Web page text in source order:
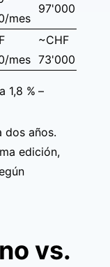
mes
97'000
mes
~CHF
73'000
1,8 % –
dos años.
edición,
vs.